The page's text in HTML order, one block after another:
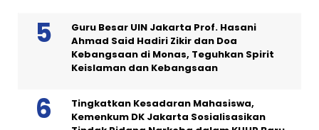
Guru Besar UIN Jakarta Prof. Hasani
Ahmad Said Hadiri Zikir dan Doa
Kebangsaan di Monas, Teguhkan Spirit
Keislaman dan Kebangsaan
Tingkatkan Kesadaran Mahasiswa,
Kemenkum DK Jakarta Sosialisasikan